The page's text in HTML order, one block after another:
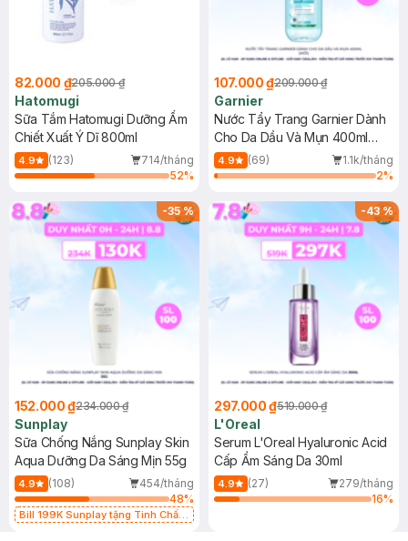
82.000 ₫205.000 ₫
Hatomugi
Sữa Tắm Hatomugi Dưỡng Ẩm
Chiết Xuất Ý Dĩ 800ml
4.9 (123)
714/tháng
52%
107.000 ₫209.000 ₫
Garnier
Nước Tẩy Trang Garnier Dành
Cho Da Dầu Và Mụn 400ml
(Mới)
4.9 (69)
1.1k/tháng
2%
-35%
152.000 ₫234.000 ₫
Sunplay
Sữa Chống Nắng Sunplay Skin
Aqua Dưỡng Da Sáng Mịn 55g
4.9 (108)
454/tháng
48%
Bill 199K Sunplay tặng Tinh Chất
-43%
297.000 ₫519.000 ₫
L'Oreal
Serum L'Oreal Hyaluronic Acid
Cấp Ẩm Sáng Da 30ml
4.9 (27)
279/tháng
16%